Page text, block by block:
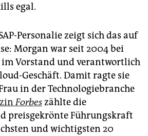
egal.
Personalie zeigt sich das auf
Morgan war seit 2004 bei
im Vorstand und verantwortlich
Geschäft. Damit ragte sie
in der Technologiebranche
Forbeszählte die
preisgekrönte Führungskraft
und wichtigsten 20